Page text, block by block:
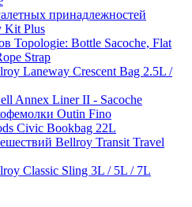
принадлежностей
Kit Plus
Topologie: Bottle Sacoche, Flat
Strap
Laneway Crescent Bag 2.5L /
Annex Liner II - Sacoche
Outin Fino
Civic Bookbag 22L
Bellroy Transit Travel
Classic Sling 3L / 5L / 7L